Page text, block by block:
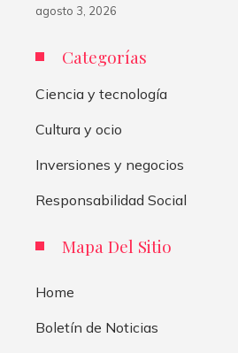
agosto 3, 2026
Categorías
Ciencia y tecnología
Cultura y ocio
Inversiones y negocios
Responsabilidad Social
Mapa Del Sitio
Home
Boletín de Noticias